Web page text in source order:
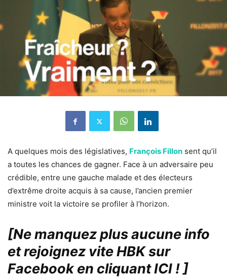
A quelques mois des législatives, François Fillon sent qu’il
a toutes les chances de gagner. Face à un adversaire peu
crédible, entre une gauche malade et des électeurs
d’extrême droite acquis à sa cause, l’ancien premier
ministre voit la victoire se profiler à l’horizon.
[Ne manquez plus aucune info
et rejoignez vite HBK sur
Facebook en cliquant ICI !]